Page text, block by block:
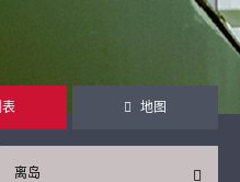
表 地图
离岛